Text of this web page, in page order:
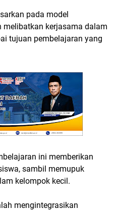
pada model
melibatkan kerjasama dalam
tujuan pembelajaran yang
ini memberikan
sambil memupuk
kelompok kecil.
mengintegrasikan